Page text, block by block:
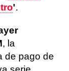
'.
, la
de pago de